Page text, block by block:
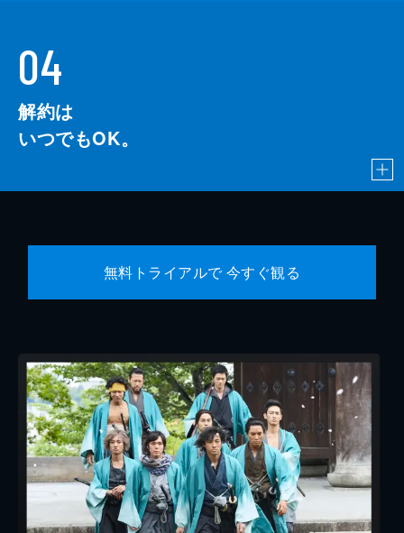
04
解約は
いつでもOK。
無料トライアルで 今すぐ観る